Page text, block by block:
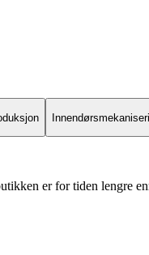
er for tiden lengre